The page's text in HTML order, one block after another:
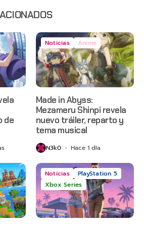
de
Noticias Anime
Made in Abyss:
Mezameru Shinpi revela
nuevo tráiler, reparto y
tema musical
N3k0 Hace 1 día
Noticias
PlayStation 5
Xbox Series